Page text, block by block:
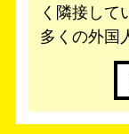
く隣接して
多くの外国